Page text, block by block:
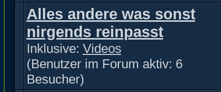
Alles andere was sonst
nirgends reinpasst
Inklusive: Videos
(Benutzer im Forum aktiv: 6
Besucher)